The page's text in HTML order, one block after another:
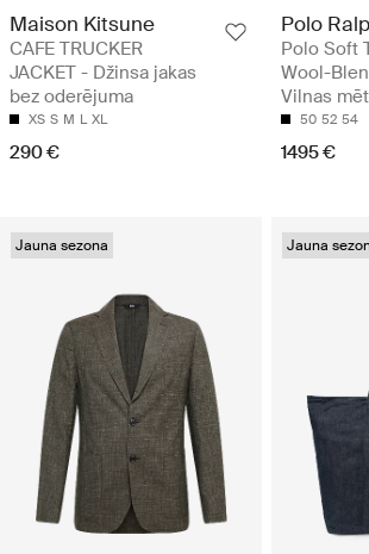
Maison Kitsune
CAFE TRUCKER
JACKET - Džinsa jakas
bez oderējuma
XS S M L XL
290 €
Polo
Polo Soft
Wool-
Vilnas
50 52 54
1495 €
Jauna sezona Jauna